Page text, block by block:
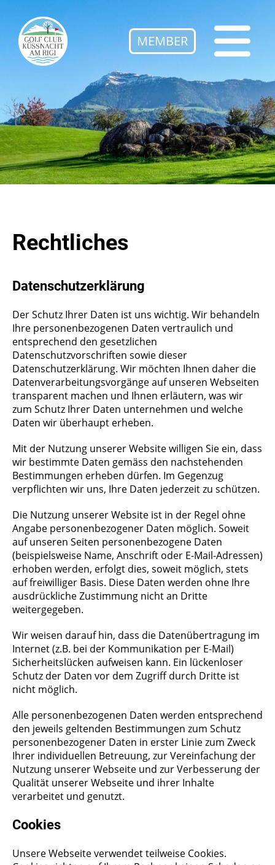
MEMBER
Rechtliches
Datenschutzerklärung
Der Schutz Ihrer Daten ist uns wichtig. Wir behandeln
Ihre personenbezogenen Daten vertraulich und
entsprechend den gesetzlichen
Datenschutzvorschriften sowie dieser
Datenschutzerklärung. Wir möchten Ihnen daher die
Datenverarbeitungsvorgänge auf unseren Webseiten
transparent machen und Ihnen erläutern, was wir
zum Schutz Ihrer Daten unternehmen und welche
Daten wir überhaupt erheben.
Mit der Nutzung unserer Website willigen Sie ein, dass
wir bestimmte Daten gemäss den nachstehenden
Bestimmungen erheben dürfen. Im Gegenzug
verpflichten wir uns, Ihre Daten jederzeit zu schützen.
Die Nutzung unserer Website ist in der Regel ohne
Angabe personenbezogener Daten möglich. Soweit
auf unseren Seiten personenbezogene Daten
(beispielsweise Name, Anschrift oder E-Mail-Adressen)
erhoben werden, erfolgt dies, soweit möglich, stets
auf freiwilliger Basis. Diese Daten werden ohne Ihre
ausdrückliche Zustimmung nicht an Dritte
weitergegeben.
Wir weisen darauf hin, dass die Datenübertragung im
Internet (z.B. bei der Kommunikation per E-Mail)
Sicherheitslücken aufweisen kann. Ein lückenloser
Schutz der Daten vor dem Zugriff durch Dritte ist
nicht möglich.
Alle personenbezogenen Daten werden entsprechend
den jeweils geltenden Bestimmungen zum Schutz
personenbezogener Daten in erster Linie zum Zweck
Ihrer individuellen Betreuung, zur Vereinfachung der
Nutzung unserer Webseite und zur Verbesserung der
Qualität unserer Webseite und ihrer Inhalte
verarbeitet und genutzt.
Cookies
Unsere Webseite verwendet teilweise Cookies.